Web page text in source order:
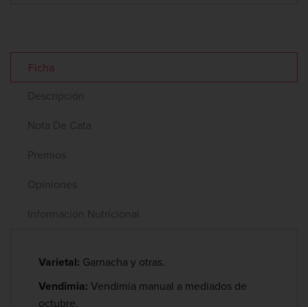
Ficha
Descripción
Nota De Cata
Premios
Opiniones
Información Nutricional
Varietal: Garnacha y otras.
Vendimia: Vendimia manual a mediados de
octubre.